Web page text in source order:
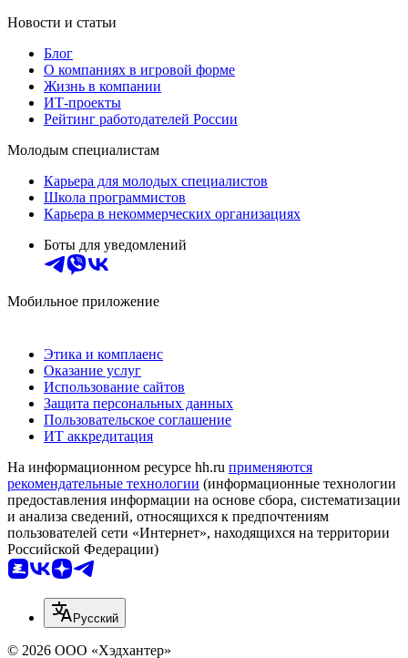
Новости и статьи
Блог
О компаниях в игровой форме
Жизнь в компании
ИТ-проекты
Рейтинг работодателей России
Молодым специалистам
Карьера для молодых специалистов
Школа программистов
Карьера в некоммерческих организациях
Боты для уведомлений
Мобильное приложение
Этика и комплаенс
Оказание услуг
Использование сайтов
Защита персональных данных
Пользовательское соглашение
ИТ аккредитация
На информационном ресурсе hh.ru применяются
рекомендательные технологии (информационные технологии
предоставления информации на основе сбора, систематизации
и анализа сведений, относящихся к предпочтениям
пользователей сети «Интернет», находящихся на территории
Российской Федерации)
Русский
© 2026 ООО «Хэдхантер»